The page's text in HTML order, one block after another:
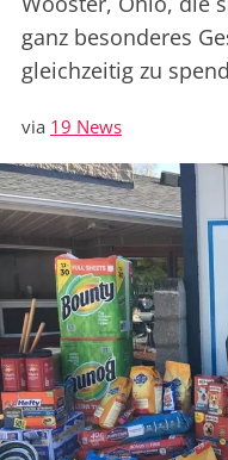
ganz besonderes
gleichzeitig zu
via 19 News